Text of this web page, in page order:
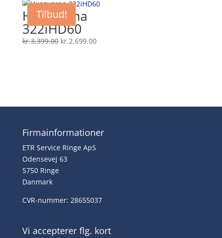
var:
kr.4,999.00.
er:
Tilbud!
Husqvarna
322iHD60
kr.3,399.00 Den
kr.2,699.00Den
Firmainformationer
ETR Service Ringe ApS
Odensevej 63
5750 Ringe
Danmark
CVR-nummer: 28655037
Vi accepterer flg. kort